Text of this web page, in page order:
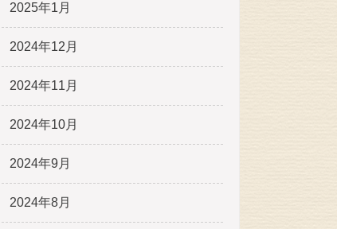
2025年1月
2024年12月
2024年11月
2024年10月
2024年9月
2024年8月